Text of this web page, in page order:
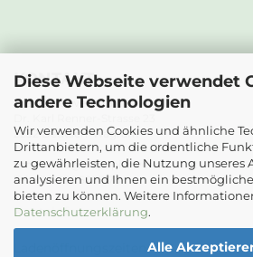
Diese Webseite verwendet
andere Technologien
Wir verwenden Cookies und ähnliche
Drittanbietern, um die ordentliche
zu gewährleisten, die Nutzung unseres
analysieren und Ihnen ein
bieten zu können. Weitere
Datenschutzerklärung.
Alle
KONTAKT
Die Papierwerkstatt
2232 Deutsch-Wagram
Email: info@diepapierwerkstatt.at
Tel. +43 664 5261978
Kontaktformular